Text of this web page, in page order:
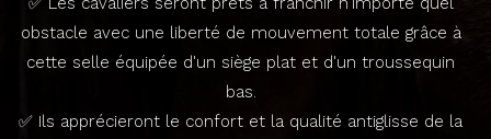
obstacle avec une liberté de mouvement totale grâce à
cette selle équipée d'un siège plat et d'un troussequin
bas.
✅ Ils apprécieront le confort et la qualité antiglisse de la